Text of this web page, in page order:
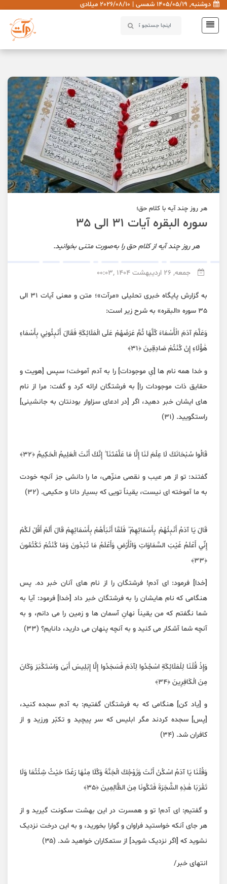
دوشنبه, 1405/05/19 شمسی | 2026/08/10 میلادی
هر روز چند آیه با کلام حق؛
سوره البقره آیات 31 الی 35
هر روز چند آیه از کلام حق را به‌صورت متنی بخوانید.
جمعه, 26 اردیبهشت 1404 ,00:03
به گزارش پایگاه خبری تحلیلی «مرآت»؛ متن و معنی آیات 31 الی
35 سوره «البقره» به شرح زیر است:
وَعَلَّمَ آدَمَ الْأَسْمَاءَ كُلَّهَا ثُمَّ عَرَضَهُمْ عَلَى الْمَلَائِكَةِ فَقَالَ أَنْبِئُونِي بِأَسْمَاءِ
هَٰؤُلَاءِ إِنْ كُنْتُمْ صَادِقِينَ ﴿٣١﴾
و خدا همه نام ها [یِ موجودات] را به آدم آموخت؛ سپس [هویت و
حقایق ذات موجودات را] به فرشتگان ارائه کرد و گفت: مرا از نام
های ایشان خبر دهید، اگر [در ادعای سزاوار بودنتان به جانشینی]
راستگویید. (۳۱)
قَالُوا سُبْحَانَكَ لَا عِلْمَ لَنَا إِلَّا مَا عَلَّمْتَنَا ۖ إِنَّكَ أَنْتَ الْعَلِيمُ الْحَكِيمُ ﴿٣٢﴾
گفتند: تو از هر عیب و نقصی منزّهی، ما را دانشی جز آنچه خودت
به ما آموخته ای نیست، یقیناً تویی که بسیار دانا و حکیمی. (۳۲)
قَالَ يَا آدَمُ أَنْبِئْهُمْ بِأَسْمَائِهِمْ ۖ فَلَمَّا أَنْبَأَهُمْ بِأَسْمَائِهِمْ قَالَ أَلَمْ أَقُلْ لَكُمْ
إِنِّي أَعْلَمُ غَيْبَ السَّمَاوَاتِ وَالْأَرْضِ وَأَعْلَمُ مَا تُبْدُونَ وَمَا كُنْتُمْ تَكْتُمُونَ
﴿٣٣﴾
[خدا] فرمود: ای آدم! فرشتگان را از نام های آنان خبر ده. پس
هنگامی که نام هایشان را به فرشتگان خبر داد [خدا] فرمود: آیا به
شما نگفتم که من یقیناً نهانِ آسمان ها و زمین را می دانم، و به
آنچه شما آشکار می کنید و به آنچه پنهان می دارید، دانایم؟ (۳۳)
وَإِذْ قُلْنَا لِلْمَلَائِكَةِ اسْجُدُوا لِآدَمَ فَسَجَدُوا إِلَّا إِبْلِيسَ أَبَىٰ وَاسْتَكْبَرَ وَكَانَ
مِنَ الْكَافِرِينَ ﴿٣٤﴾
و [یاد کن] هنگامی که به فرشتگان گفتیم: به آدم سجده کنید،
[پس] سجده کردند مگر ابلیس که سر پیچید و تکبّر ورزید و از
کافران شد. (۳۴)
وَقُلْنَا يَا آدَمُ اسْكُنْ أَنْتَ وَزَوْجُكَ الْجَنَّةَ وَكُلَا مِنْهَا رَغَدًا حَيْثُ شِئْتُمَا وَلَا
تَقْرَبَا هَٰذِهِ الشَّجَرَةَ فَتَكُونَا مِنَ الظَّالِمِينَ ﴿٣٥﴾
و گفتیم: ای آدم! تو و همسرت در این بهشت سکونت گیرید و از
هر جای آنکه خواستید فراوان و گوارا بخورید، و به این درخت نزدیک
نشوید که [اگر نزدیک شوید] از ستمکاران خواهید شد. (۳۵)
انتهای خبر/